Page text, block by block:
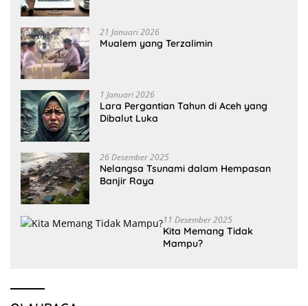
21 Januari 2026
Mualem yang Terzalimin
1 Januari 2026
Lara Pergantian Tahun di Aceh yang
Dibalut Luka
26 Desember 2025
Nelangsa Tsunami dalam Hempasan
Banjir Raya
11 Desember 2025
Kita Memang Tidak
Mampu?